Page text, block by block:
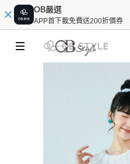
OB嚴選
APP首下載免費送200折價券